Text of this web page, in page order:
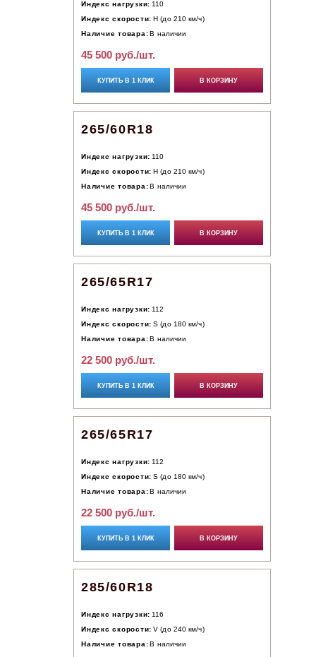
Индекс нагрузки: 110
Индекс скорости: H (до 210 км/ч)
Наличие товара: В наличии
45 500 руб./шт.
КУПИТЬ В 1 КЛИК В КОРЗИНУ
265/60R18
Индекс нагрузки: 110
Индекс скорости: H (до 210 км/ч)
Наличие товара: В наличии
45 500 руб./шт.
КУПИТЬ В 1 КЛИК В КОРЗИНУ
265/65R17
Индекс нагрузки: 112
Индекс скорости: S (до 180 км/ч)
Наличие товара: В наличии
22 500 руб./шт.
КУПИТЬ В 1 КЛИК В КОРЗИНУ
265/65R17
Индекс нагрузки: 112
Индекс скорости: S (до 180 км/ч)
Наличие товара: В наличии
22 500 руб./шт.
КУПИТЬ В 1 КЛИК В КОРЗИНУ
285/60R18
Индекс нагрузки: 116
Индекс скорости: V (до 240 км/ч)
Наличие товара: В наличии